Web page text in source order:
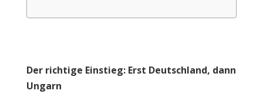
Der richtige Einstieg: Erst Deutschland, dann
Ungarn